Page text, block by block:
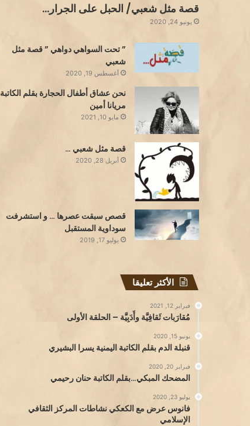
قصة مثل شعبي/ الحبل على الجرار…
يونيو 24, 2020
” تحت السواهي دواهي ” قصة مثل
شعبي
أغسطس 19, 2020
نحن عشاق أطفال الحجارة بقلم الكاتبة
مريانا أمين
مايو 10, 2021
قصة مثل شعبي …
أبريل 28, 2020
قصص سبقت عصرها … و استشرفت
سوداوية المستقبل
يوليو 17, 2019
الأكثر تعليقا
فبراير 12, 2021
مُقارَبات ثَقافِيَّة وأَدَبِيَّة – الحلقة الأولى
يونيو 15, 2020
قنبلة الدم بقلم الكاتبة اليمنية يسرا البشيري
فبراير 20, 2020
المضحك المبكي…بقلم الكاتبة حنان رحيمي
يوليو 23, 2020
فانوس عرض مع الكعكي نشاطات المركز الثقافي
الإسلامي